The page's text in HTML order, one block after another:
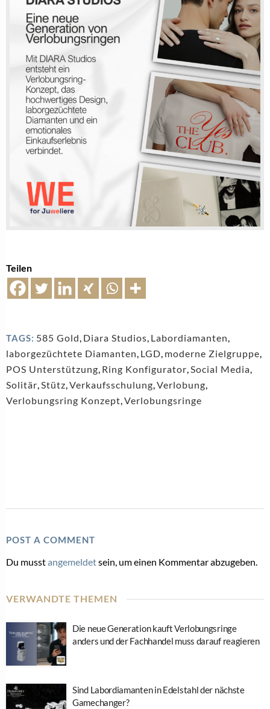
Teilen
TAGS: 585 Gold, Diara Studios, Labordiamanten,
laborgezüchtete Diamanten, LGD, moderne Zielgruppe,
POS Unterstützung, Ring Konfigurator,Social Media,
Solitär,Stütz,Verkaufsschulung,Verlobung,
Verlobungsring Konzept,Verlobungsringe
POST A COMMENT
Du musstangemeldetsein, um einen Kommentar abzugeben.
VERWANDTE THEMEN
Die neue Generation kauft Verlobungsringe
anders und der Fachhandel muss darauf reagieren
Sind Labordiamanten in Edelstahl der nächste
Gamechanger?